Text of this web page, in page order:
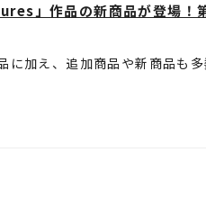
ートビル3階
」作品の新商品が登場
に加え、追加商品や新商品も
の商品仕様とは異なる場合